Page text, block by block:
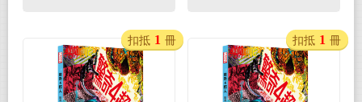
扣抵 1 冊 扣抵 1 冊